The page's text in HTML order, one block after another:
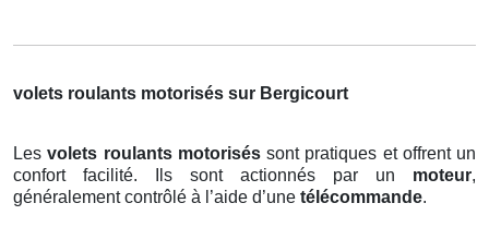
volets roulants motorisés sur Bergicourt
Lesvolets roulants motoriséssont pratiques et offrent un
confort facilité. Ils sont actionnés par un moteur,
généralement contrôlé à l’aide d’une télécommande.